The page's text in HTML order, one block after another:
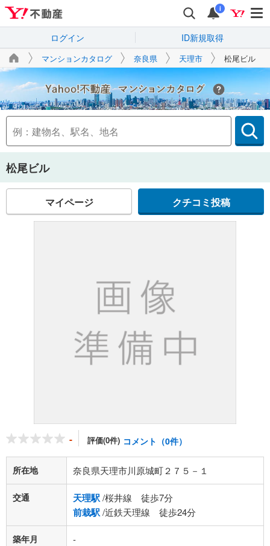
i
ログイン ID新規取得
マンションカタログ 奈良県 天理市 松尾ビル
Yahoo!不動産
松尾ビル
マイページ クチコミ投稿
- 評価(0件) コメント（0件）
所在地 奈良県天理市川原城町２７５－１
交通 天理駅/桜井線 徒歩7分
前栽駅/近鉄天理線 徒歩24分
築年月 -